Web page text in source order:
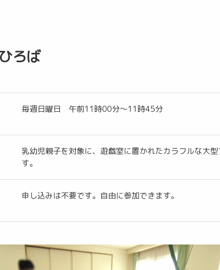
ろば
毎週日曜日 午前11時00分～11時45分
乳幼児親子を対象に、遊戯室に置かれたカラフルな大
す。
申し込みは不要です。自由に参加できます。